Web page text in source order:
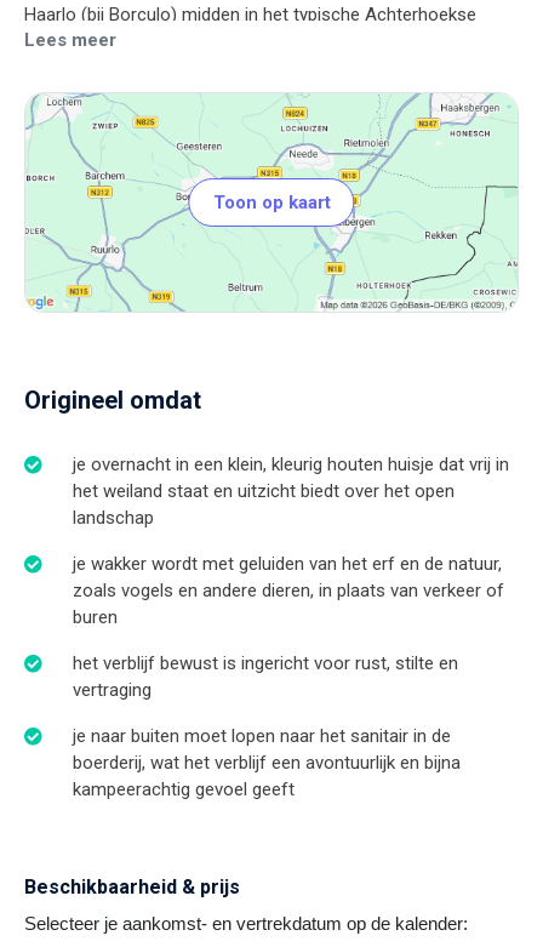
Haarlo (bij Borculo) midden in het typische Achterhoekse
coulissenlandschap, met haar besloten karakter en
beken elkaar afwisselen. Prachtig voor wandelingen,
fietstochten en sterren kijken. Of zwemmen in een mooi
meertje vlakbij. Op het erf scharrelen de kippen, eenden,
pauwen en duiven. In de verte hoor je een koekoek, wielewaal,
in de wei grazen paarden. Een plek buiten de tijd. Prachtige
Lees meer
Toon op kaart
Origineel omdat
je overnacht in een klein, kleurig houten huisje dat vrij in
het weiland staat en uitzicht biedt over het open
landschap
je wakker wordt met geluiden van het erf en de natuur,
zoals vogels en andere dieren, in plaats van verkeer of
buren
het verblijf bewust is ingericht voor rust, stilte en
vertraging
je naar buiten moet lopen naar het sanitair in de
boerderij, wat het verblijf een avontuurlijk en bijna
kampeerachtig gevoel geeft
Beschikbaarheid & prijs
Selecteer je aankomst- en vertrekdatum op de kalender: